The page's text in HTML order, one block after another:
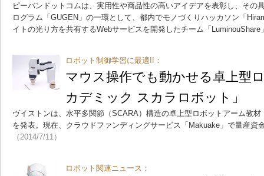
ピーバンドットコムは、実用性や商品性の高いアイデアを表彰し、その
ログラム「GUGEN」の一環として、都内でモノづくりハッカソン「
イトの光り方を共有するWebサービスを開発したチーム「LuminouShare
ロボット制御学習に最適!!：
マウス操作でも動かせる卓上型
カデミック スカラロボット」
ヴイストンは、水平多関節（SCARA）構造の卓上型ロボットアーム教
を発表。現在、クラウドファンディングサービス「Makuake」で量産資
（2014/7/11）
ロボット関連ニュース：